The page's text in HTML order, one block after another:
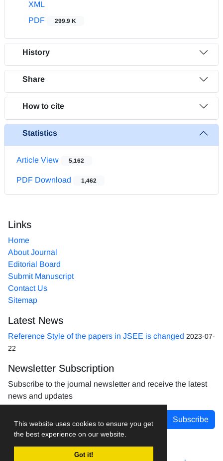
This website uses cookies to ensure you get
the best experience on our website.
Got it!
XML
PDF
299.9 K
History
Share
How to cite
Statistics
Article View 5,162
PDF Download 1,462
Links
Home
About Journal
Editorial Board
Submit Manuscript
Contact Us
Sitemap
Latest News
Reference Style of the papers in JSEE is changed 2023-07-
22
Newsletter Subscription
Subscribe to the journal newsletter and receive the latest
news and updates
Subscribe